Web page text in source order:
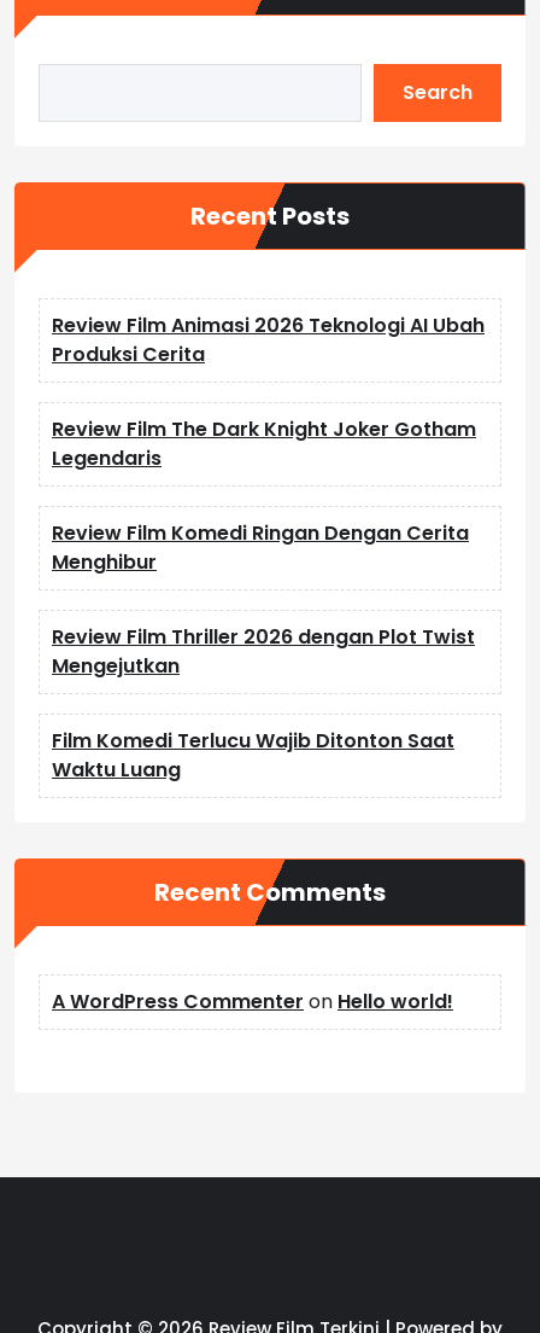
Search
Recent Posts
Review Film Animasi 2026 Teknologi AI Ubah
Produksi Cerita
Review Film The Dark Knight Joker Gotham
Legendaris
Review Film Komedi Ringan Dengan Cerita
Menghibur
Review Film Thriller 2026 dengan Plot Twist
Mengejutkan
Film Komedi Terlucu Wajib Ditonton Saat
Waktu Luang
Recent Comments
A WordPress Commenter on Hello world!